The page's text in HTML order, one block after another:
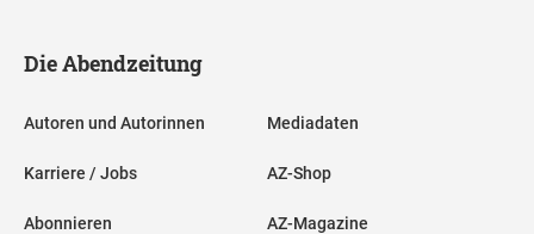
Die Abendzeitung
Autoren und Autorinnen
Karriere / Jobs
Abonnieren
Mediadaten
AZ-Shop
AZ-Magazine